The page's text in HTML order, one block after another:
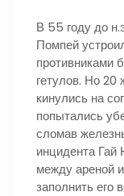
В 55 году до
Помпей
противниками
гетулов. Но 20
кинулись на
попытались
сломав
инцидента
между ареной
заполнить его